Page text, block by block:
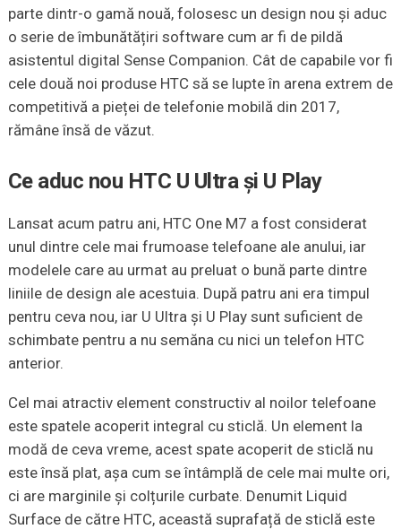
parte dintr-o gamă nouă, folosesc un design nou și aduc
o serie de îmbunătățiri software cum ar fi de pildă
asistentul digital Sense Companion. Cât de capabile vor fi
cele două noi produse HTC să se lupte în arena extrem de
competitivă a pieței de telefonie mobilă din 2017,
rămâne însă de văzut.
Ce aduc nou HTC U Ultra și U Play
Lansat acum patru ani, HTC One M7 a fost considerat
unul dintre cele mai frumoase telefoane ale anului, iar
modelele care au urmat au preluat o bună parte dintre
liniile de design ale acestuia. După patru ani era timpul
pentru ceva nou, iar U Ultra și U Play sunt suficient de
schimbate pentru a nu semăna cu nici un telefon HTC
anterior.
Cel mai atractiv element constructiv al noilor telefoane
este spatele acoperit integral cu sticlă. Un element la
modă de ceva vreme, acest spate acoperit de sticlă nu
este însă plat, așa cum se întâmplă de cele mai multe ori,
ci are marginile și colțurile curbate. Denumit Liquid
Surface de către HTC, această suprafață de sticlă este